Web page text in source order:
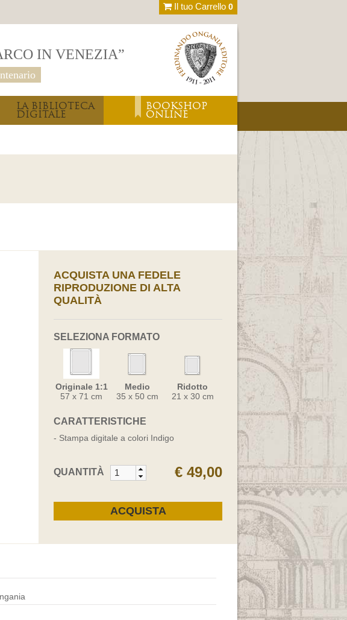
Il tuo Carrello 0
IN VENEZIA”
LA BIBLIOTECA
DIGITALE
BOOKSHOP
ONLINE
ACQUISTA UNA FEDELE
RIPRODUZIONE DI ALTA
QUALITÀ
SELEZIONA FORMATO
Originale 1:1
57 x 71 cm
Medio
35 x 50 cm
Ridotto
21 x 30 cm
CARATTERISTICHE
- Stampa digitale a colori Indigo
QUANTITÀ € 49,00